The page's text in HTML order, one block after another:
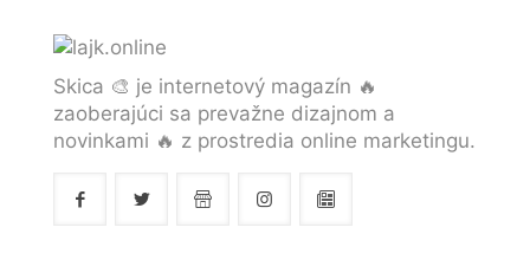
Skica 🎨 je internetový magazín 🔥
zaoberajúci sa prevažne dizajnom a
novinkami 🔥 z prostredia online marketingu.